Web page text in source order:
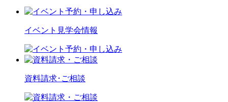
イベント見学会情報
資料請求･ご相談